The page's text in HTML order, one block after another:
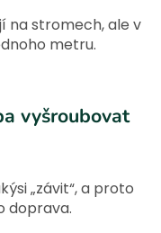
na stromech, ale v
metru.
vyšroubovat
„závit“, a proto
doprava.